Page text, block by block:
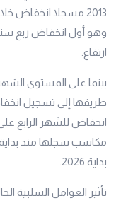
وهو أول انخفاض ربع
ارتفاع.
بينما على المستوى
انخفاض للشهر الرابع
بداية 2026.
تأثير العوامل السلبية